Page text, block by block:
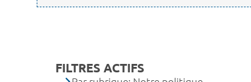
FILTRES ACTIFS